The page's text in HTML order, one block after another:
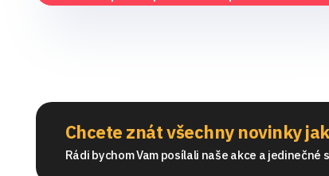
Chcete znát všechny novinky
Rádi bychom Vam posílali naše akce a jedinečné